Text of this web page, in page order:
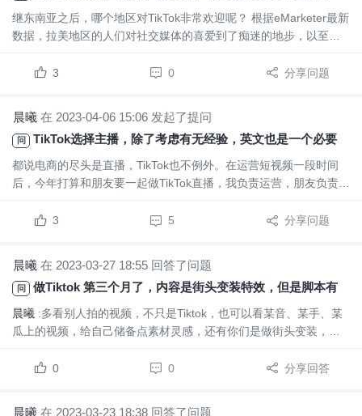
继东南亚之后，哪个地区对TikTok非常欢迎呢？ 根据eMarketer最新
数据，拉美地区的人们对社交媒体的喜爱到了痴迷的地步，以至于
星”的社交媒体TikTok，其拉美地区的用户也在持续增长，今年有望
3 0 分享问题
晨曦 在 2023-04-06 15:06 发起了提问
问 TikTok选择主播，除了考虑有无经验，英文也是一个必要条件吗? 有没有其他好方法完成一场英文直播？
都说电商的尽头是直播，TikTok也不例外。在运营短视频一段时间
后，今年打算和朋友要一起做TikTok直播，我负责运营，朋友负责直
是试播的时候发现问题太多，体会到了什么叫“隔行如隔山”。而且我
3 5 分享问题
晨曦 在 2023-03-27 18:55 回答了问题
问 做Tiktok 第三个月了，内容是街头变装特效，但是脚本有点老套，现在找不到视频创作灵感，如何培养网感？ 求社区大佬指点一二。
晨曦 :多看别人拍的视频，不只是Tiktok，也可以看某音、某手、某
瓜上的视频，给自己储备点素材灵感，还有你们是做街头变装，平
0
0 分享回答
晨曦 在 2023-03-23 18:38 回答了问题